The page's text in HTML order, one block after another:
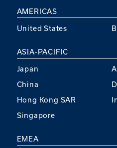
AMERICAS
United States
ASIA-PACIFIC
Japan
China
Hong Kong SAR
Singapore
EMEA